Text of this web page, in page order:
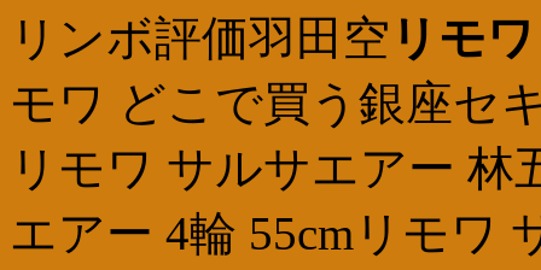
リンボ評価羽田空 リモ
モワ どこで買う銀座セ
リモワ サルサエアー
エアー 4輪 55cmリモワ